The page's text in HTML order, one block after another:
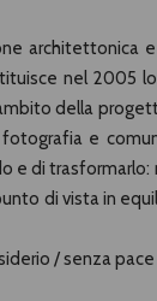
architettonica
nel 2005
della
e
e di
di vista in
/ senza